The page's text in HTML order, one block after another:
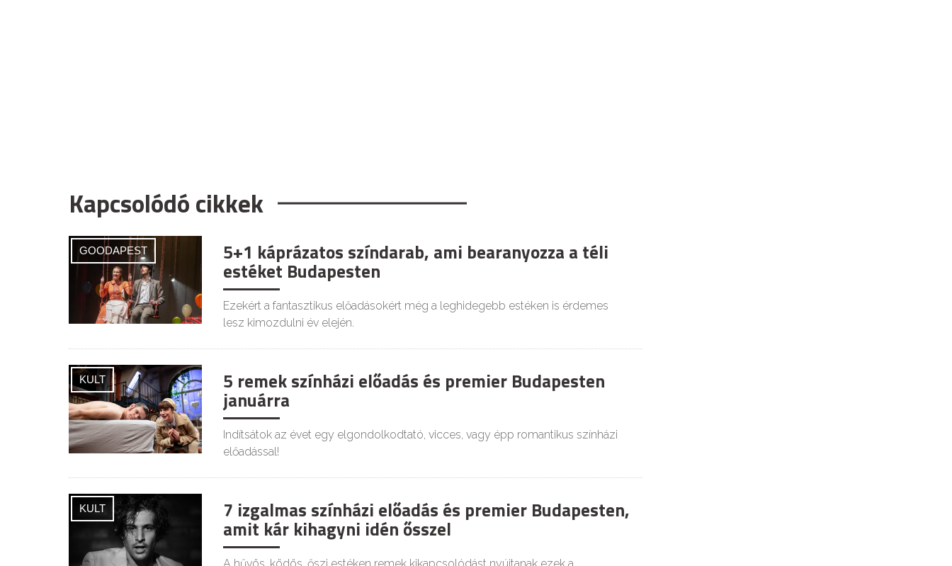
Kapcsolódó cikkek
GOODAPEST 5+1 káprázatos színdarab, ami bearanyozza a téli
estéket Budapesten
Ezekért a fantasztikus előadásokért még a leghidegebb estéken is érdemes
lesz kimozdulni év elején.
KULT 5 remek színházi előadás és premier Budapesten
januárra
Indítsátok az évet egy elgondolkodtató, vicces, vagy épp romantikus színházi
előadással!
KULT 7 izgalmas színházi előadás és premier Budapesten,
amit kár kihagyni idén ősszel